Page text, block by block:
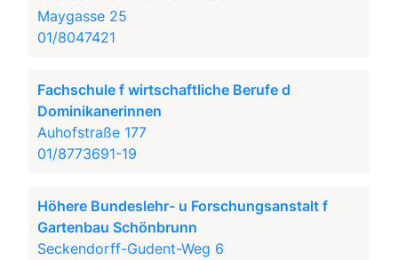
Maygasse 25
01/8047421
Fachschule f wirtschaftliche Berufe d
Dominikanerinnen
Auhofstraße 177
01/8773691-19
Höhere Bundeslehr- u Forschungsanstalt f
Gartenbau Schönbrunn
Seckendorff-Gudent-Weg 6